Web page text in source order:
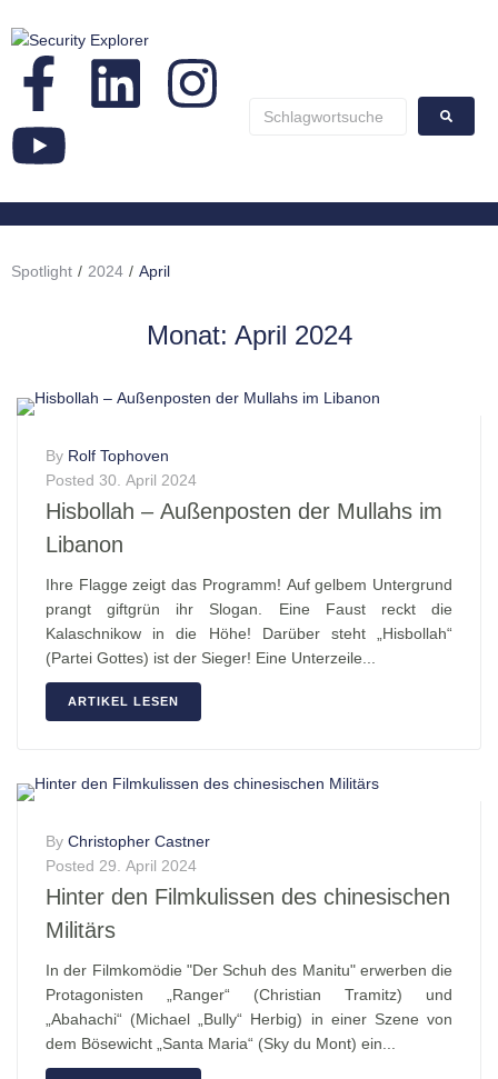
Spotlight / 2024 / April
Monat: April 2024
By Rolf Tophoven
Posted 30. April 2024
Hisbollah – Außenposten der Mullahs im
Libanon
Ihre Flagge zeigt das Programm! Auf gelbem Untergrund
prangt giftgrün ihr Slogan. Eine Faust reckt die
Kalaschnikow in die Höhe! Darüber steht „Hisbollah“
(Partei Gottes) ist der Sieger! Eine Unterzeile...
ARTIKEL LESEN
By Christopher Castner
Posted 29. April 2024
Hinter den Filmkulissen des chinesischen
Militärs
In der Filmkomödie "Der Schuh des Manitu" erwerben die
Protagonisten „Ranger“ (Christian Tramitz) und
„Abahachi“ (Michael „Bully“ Herbig) in einer Szene von
dem Bösewicht „Santa Maria“ (Sky du Mont) ein...